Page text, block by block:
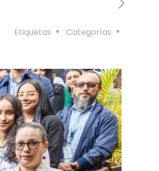
Categorías
Etiquetas